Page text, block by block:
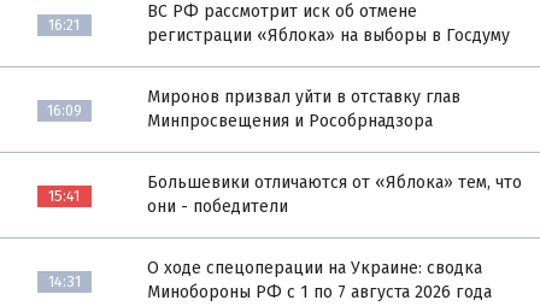
16:21
ВС РФ рассмотрит иск об отмене
регистрации «Яблока» на выборы в Госдуму
16:09
Миронов призвал уйти в отставку глав
Минпросвещения и Рособрнадзора
15:41
Большевики отличаются от «Яблока» тем, что
они - победители
14:31
О ходе спецоперации на Украине: сводка
Минобороны РФ с 1 по 7 августа 2026 года